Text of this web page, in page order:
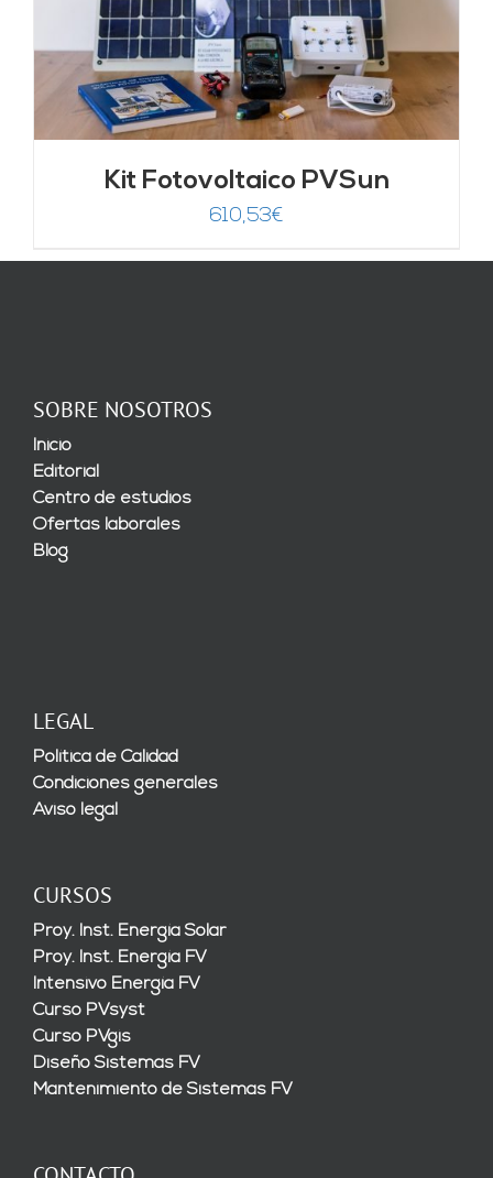
Kit Fotovoltaico PVSun
610,53€
SOBRE NOSOTROS
Inicio
Editorial
Centro de estudios
Ofertas laborales
Blog
LEGAL
Política de Calidad
Condiciones generales
Aviso legal
CURSOS
Proy. Inst. Energía Solar
Proy. Inst. Energía FV
Intensivo Energía FV
Curso PVsyst
Curso PVgis
Diseño Sistemas FV
Mantenimiento de Sistemas FV